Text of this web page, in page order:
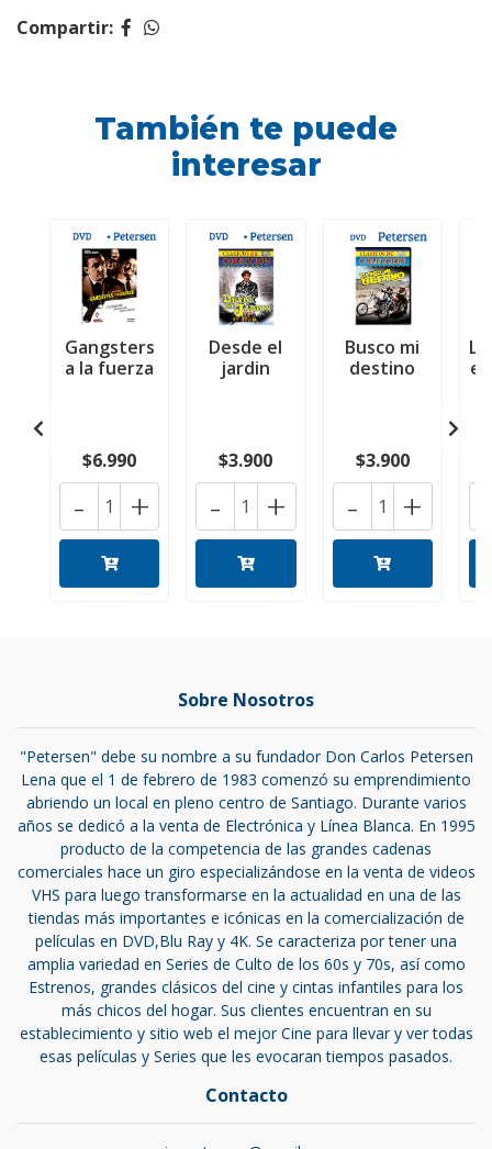
Compartir:
También te puede
interesar
Gangsters
a la fuerza
$6.990
+
-
Desde el
jardin
$3.900
+
-
Busco mi
destino
$3.900
+
-
el
Sobre Nosotros
"Petersen" debe su nombre a su fundador Don Carlos Petersen
Lena que el 1 de febrero de 1983 comenzó su emprendimiento
abriendo un local en pleno centro de Santiago. Durante varios
años se dedicó a la venta de Electrónica y Línea Blanca. En 1995
producto de la competencia de las grandes cadenas
comerciales hace un giro especializándose en la venta de videos
VHS para luego transformarse en la actualidad en una de las
tiendas más importantes e icónicas en la comercialización de
películas en DVD,Blu Ray y 4K. Se caracteriza por tener una
amplia variedad en Series de Culto de los 60s y 70s, así como
Estrenos, grandes clásicos del cine y cintas infantiles para los
más chicos del hogar. Sus clientes encuentran en su
establecimiento y sitio web el mejor Cine para llevar y ver todas
esas películas y Series que les evocaran tiempos pasados.
Contacto